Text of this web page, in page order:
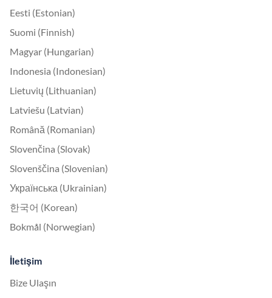
Eesti (Estonian)
Suomi (Finnish)
Magyar (Hungarian)
Indonesia (Indonesian)
Lietuvių (Lithuanian)
Latviešu (Latvian)
Română (Romanian)
Slovenčina (Slovak)
Slovenščina (Slovenian)
Українська (Ukrainian)
한국어 (Korean)
Bokmål (Norwegian)
İletişim
Bize Ulaşın